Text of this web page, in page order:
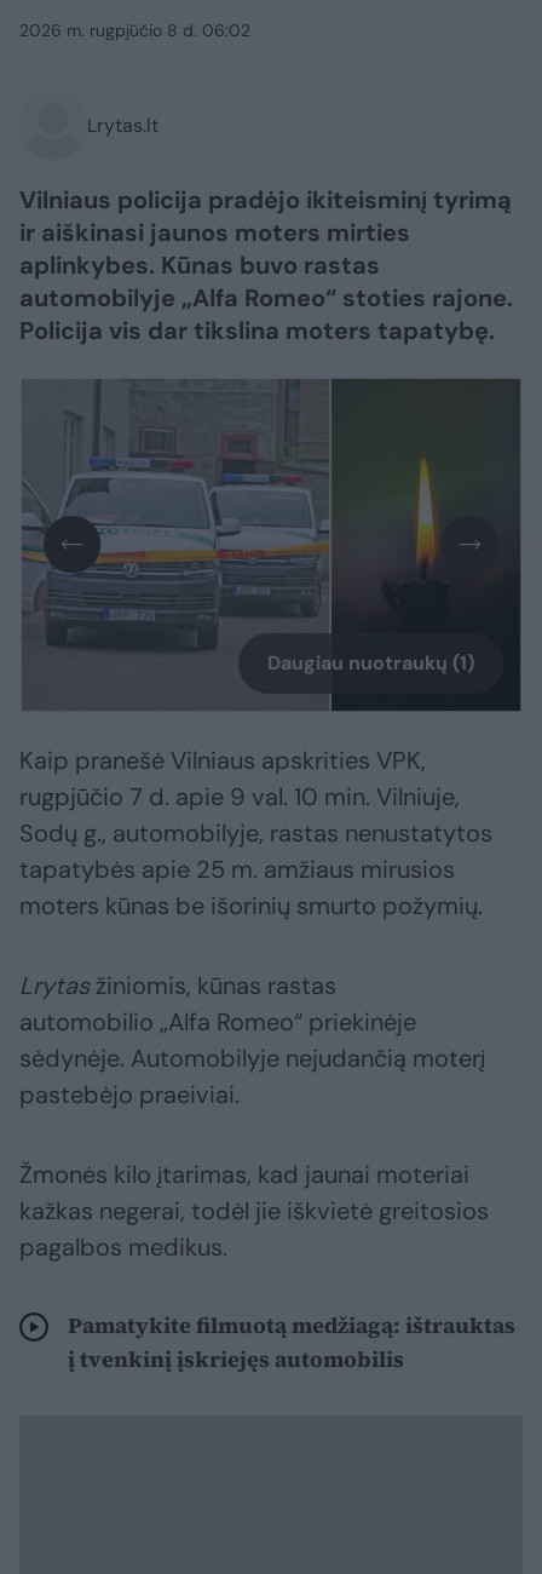
2026 m. rugpjūčio 8 d. 06:02
Lrytas.lt
Vilniaus policija pradėjo ikiteisminį tyrimą
ir aiškinasi jaunos moters mirties
aplinkybes. Kūnas buvo rastas
automobilyje „Alfa Romeo“ stoties rajone.
Policija vis dar tikslina moters tapatybę.
Daugiau nuotraukų (1)
Kaip pranešė Vilniaus apskrities VPK,
rugpjūčio 7 d. apie 9 val. 10 min. Vilniuje,
Sodų g., automobilyje, rastas nenustatytos
tapatybės apie 25 m. amžiaus mirusios
moters kūnas be išorinių smurto požymių.
Lrytasžiniomis, kūnas rastas
automobilio „Alfa Romeo“ priekinėje
sėdynėje. Automobilyje nejudančią moterį
pastebėjo praeiviai.
Žmonės kilo įtarimas, kad jaunai moteriai
kažkas negerai, todėl jie iškvietė greitosios
pagalbos medikus.
Pamatykite filmuotą medžiagą: ištrauktas
į tvenkinį įskriejęs automobilis